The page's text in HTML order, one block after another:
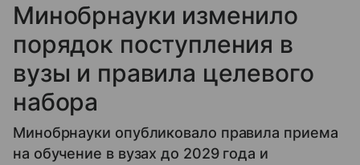
Минобрнауки изменило
порядок поступления в
вузы и правила целевого
набора
Минобрнауки опубликовало правила приема
на обучение в вузах до 2029 года и